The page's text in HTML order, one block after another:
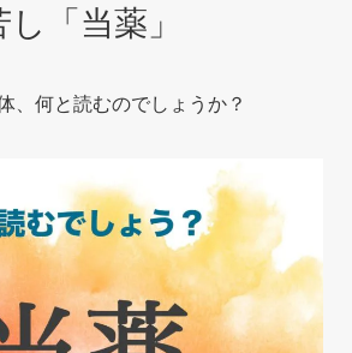
「当薬」
、何と読むのでしょうか？